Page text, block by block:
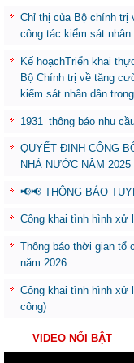
Chỉ thị của Bộ chính
công tác kiểm sát
Kế hoạchTriển khai
Bộ Chính trị về tăng
kiểm sát nhân dân
1931_thông báo nhu
QUYẾT ĐỊNH CÔNG
NHÀ NƯỚC NĂM
📢📢 THÔNG BÁO
Công khai tình hình xử
Thông báo thời gian
năm 2026
Công khai tình hình xử
công)
VIDEO NỔI BẬT